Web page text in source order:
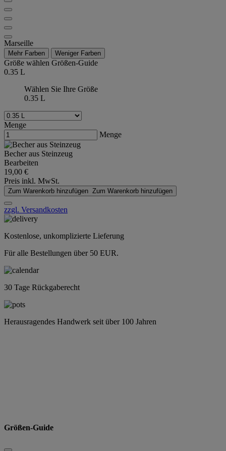
Marseille
Mehr Farben Weniger Farben
Größe wählen Größen-Guide
0.35 L
Wählen Sie Ihre Größe
0.35 L
Menge
Menge
Becher aus Steinzeug
Bearbeiten
19,00 €
Preis inkl. MwSt.
Zum Warenkorb hinzufügen Zum Warenkorb hinzufügen
zzgl. Versandkosten
Kostenlose, unkomplizierte Lieferung
Für alle Bestellungen über 50 EUR.
30 Tage Rückgaberecht
Herausragendes Handwerk seit über 100 Jahren
Größen-Guide